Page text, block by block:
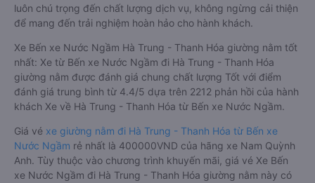
luôn chú trọng đến chất lượng dịch vụ, không ngừng cải thiện
để mang đến trải nghiệm hoàn hảo cho hành khách.
Xe Bến xe Nước Ngầm Hà Trung - Thanh Hóa giường nằm tốt
nhất: Xe từ Bến xe Nước Ngầm đi Hà Trung - Thanh Hóa
giường nằm được đánh giá chung chất lượng Tốt với điểm
đánh giá trung bình từ 4.4/5 dựa trên 2212 phản hồi của hành
khách Xe về Hà Trung - Thanh Hóa từ Bến xe Nước Ngầm.
Giá vé xe giường nằm đi Hà Trung - Thanh Hóa từ Bến xe
Nước Ngầm rẻ nhất là 400000VND của hãng xe Nam Quỳnh
Anh. Tùy thuộc vào chương trình khuyến mãi, giá vé Xe Bến
xe Nước Ngầm đi Hà Trung - Thanh Hóa giường nằm này có